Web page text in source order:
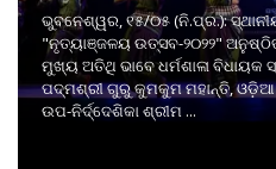
ଭୁବନେଶ୍ୱର, ୧୫/୦୫ (ନି.ପ୍ର.):
"ନୃତ୍ୟାଞ୍ଜଳୟ ଉତ୍ସବ-୨୦୨୨"
ମୁଖ୍ୟ ଅତିଥି ଭାବେ ଧର୍ମଶାଳା ବିଧାୟକ
ପଦ୍ମଶ୍ରୀ ଗୁରୁ କୁମକୁମ ମହାନ୍ତି, ଓଡ଼ିଆ
ଉପ-ନିର୍ଦ୍ଦେଶିକା ଶ୍ରୀମ ...